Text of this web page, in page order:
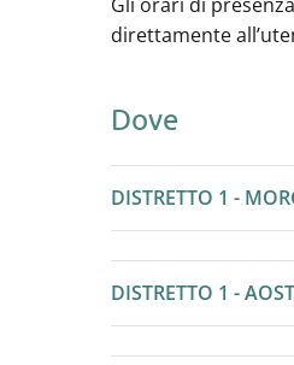
direttamente
Dove
DISTRETTO 1 -
DISTRETTO 1 -